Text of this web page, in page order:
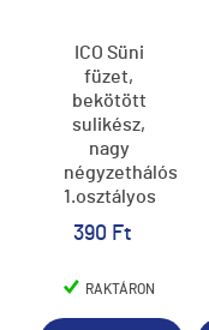
ICO Süni
füzet,
bekötött
sulikész,
nagy
négyzethálós
1.osztályos
(32 lap
A/5)
390 Ft
RAKTÁRON